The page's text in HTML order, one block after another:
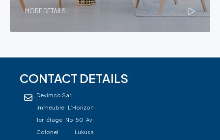
MORE DETAILS
CONTACT DETAILS
Devimco Sarl
Immeuble L’Horizon
1er étage No 50 Av.
Colonel Lukusa